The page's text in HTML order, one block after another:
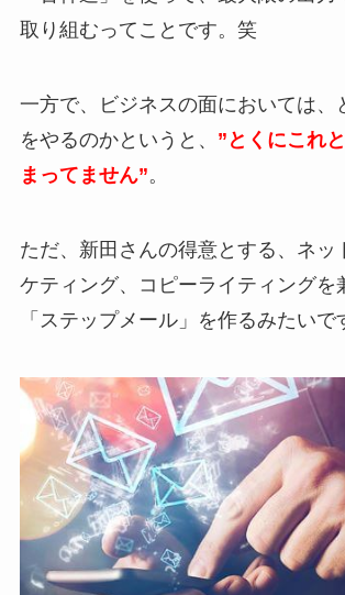
取り組むってことです。笑
一方で、ビジネスの面においては、
をやるのかというと、 ”とくにこれ
まってません”。
ただ、新田さんの得意とする、ネッ
ケティング、コピーライティングを
「ステップメール」を作るみたいで